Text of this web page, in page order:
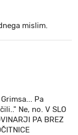
mislim.
Pa
Ne, no. V SLO
PA BREZ